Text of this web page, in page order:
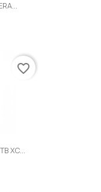
XC...
favorite_border